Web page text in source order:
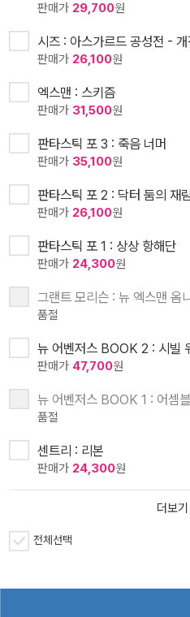
판매가 29,700원
시즈 : 아스가르드 공성전 -
판매가 26,100원
엑스맨 : 스키즘
판매가 31,500원
판타스틱 포 3 : 죽음 너머
판매가 35,100원
판타스틱 포 2 : 닥터 둠의 재림
판매가 26,100원
판타스틱 포 1 : 상상 항해단
판매가 24,300원
그랜트 모리슨 : 뉴 엑스맨 옴
품절
뉴 어벤저스 BOOK 2 : 시빌
판매가 47,700원
뉴 어벤저스 BOOK 1 : 어셈
품절
센트리 : 리본
판매가 24,300원
더보기
전체선택